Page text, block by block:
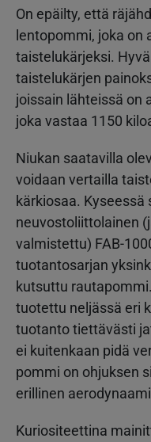
On epäilty, että
lentopommi, joka on
taistelukärjeksi.
taistelukärjen
joissain lähteissä on
joka vastaa 1150
Niukan saatavilla
voidaan vertailla
kärkiosaa. Kyseessä
neuvostoliittolainen
valmistettu) FAB-
tuotantosarjan
kutsuttu
tuotettu neljässä eri
tuotanto tiettävästi
ei kuitenkaan pidä
pommi on ohjuksen
erillinen
Kuriositeettina